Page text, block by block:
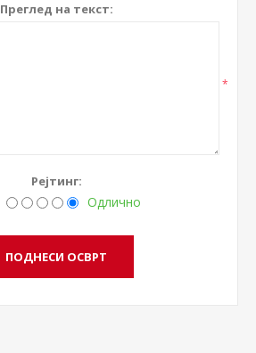
Преглед на текст:
*
Рејтинг:
Одлично